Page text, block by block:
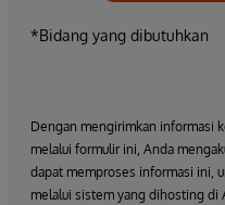
*Bidang yang dibutuhkan
Dengan mengirimkan informasi
melalui formulir ini, Anda
dapat memproses informasi ini,
melalui sistem yang dihosting di